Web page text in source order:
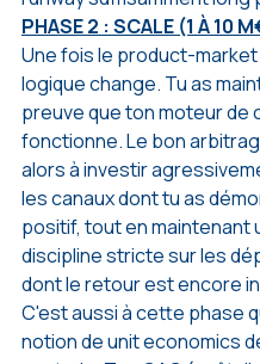
PHASE 2 : SCALE (1 À 10
Une fois le product-market
logique change. Tu as
preuve que ton moteur de
fonctionne. Le bon
alors à investir
les canaux dont tu as
positif, tout en maintenant
discipline stricte sur les
dont le retour est encore
C'est aussi à cette phase
notion de unit economics